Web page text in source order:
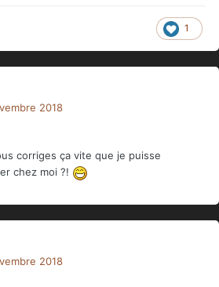
1
2018
corriges ça vite que je puisse
chez moi ?!
2018